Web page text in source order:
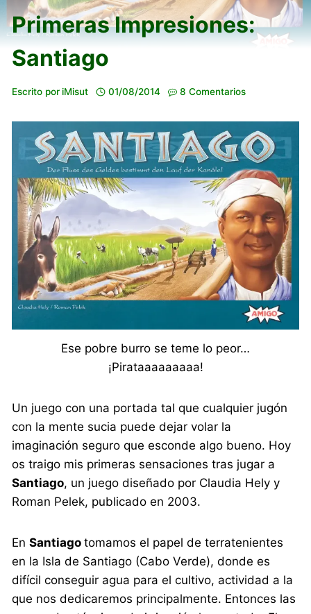
Primeras Impresiones:
Santiago
Escrito por iMisut 01/08/2014 8 Comentarios
Ese pobre burro se teme lo peor…
¡Pirataaaaaaaaa!
Un juego con una portada tal que cualquier jugón
con la mente sucia puede dejar volar la
imaginación seguro que esconde algo bueno. Hoy
os traigo mis primeras sensaciones tras jugar a
Santiago, un juego diseñado por Claudia Hely y
Roman Pelek, publicado en 2003.
EnSantiagotomamos el papel de terratenientes
en la Isla de Santiago (Cabo Verde), donde es
difícil conseguir agua para el cultivo, actividad a la
que nos dedicaremos principalmente. Entonces las